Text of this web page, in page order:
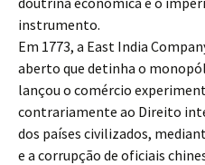
instrumento.
Em 1773, a East India
aberto que detinha o
lançou o comércio
contrariamente ao Direito
dos países civilizados,
e a corrupção de oficiais